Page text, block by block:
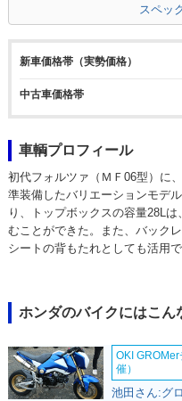
スペッ
新車価格帯（実勢価格）
中古車価格帯
車輌プロフィール
初代フォルツァ（ＭＦ06型）に
準装備したバリエーションモデ
り、トップボックスの容量28L
むことができた。また、バック
シートの背もたれとしても活用で
ホンダのバイクにはこん
OKI
催）
池田さん:グ